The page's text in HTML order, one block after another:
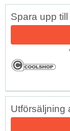
Spara upp
Utförsäljning